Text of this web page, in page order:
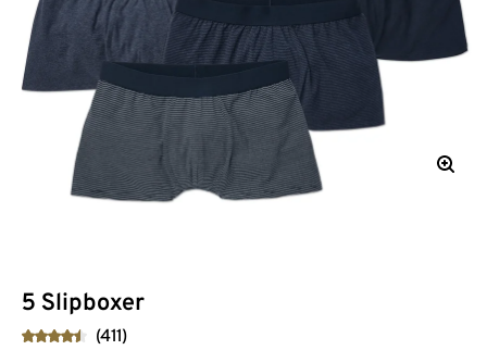
5 Slipboxer
(411)